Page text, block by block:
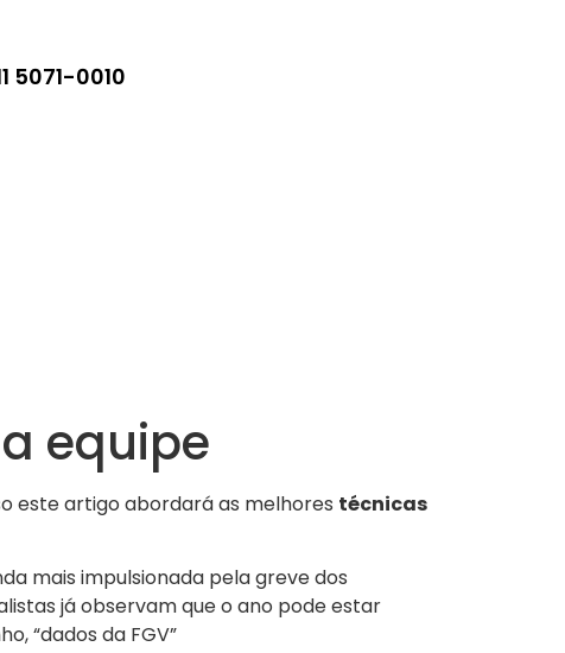
5071-0010
equipe
este artigo abordará as melhores técnicas
mais impulsionada pela greve dos
já observam que o ano pode estar
“dados da FGV”